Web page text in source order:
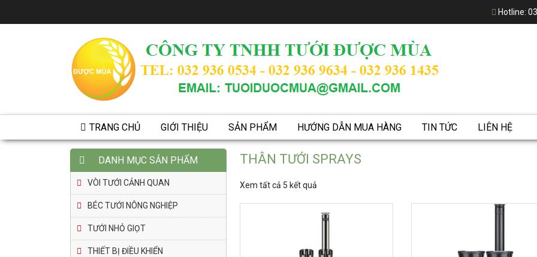
Hotline:
TRANG CHỦ GIỚI THIỆU SẢN PHẨM HƯỚNG DẪN MUA HÀNG TIN TỨC LIÊN HỆ
THÂN TƯỚI SPRAYS
Xem tất cả 5 kết quả
DANH MỤC SẢN PHẨM
VÒI TƯỚI CẢNH QUAN
BÉC TƯỚI NÔNG NGHIỆP
TƯỚI NHỎ GIỌT
THIẾT BỊ ĐIỀU KHIỂN